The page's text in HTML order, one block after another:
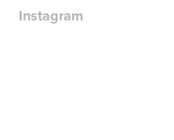
Instagram